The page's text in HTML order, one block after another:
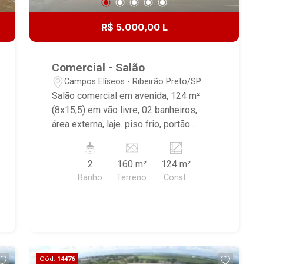
R$ 5.000,00 L
Comercial - Salão
Campos Elíseos - Ribeirão Preto/SP
Salão comercial em avenida, 124 m²
(8x15,5) em vão livre, 02 banheiros,
área externa, laje. piso frio, portão
03 metros de altura, pé direito do salão
com 3,5 metros.
2
Banho
160 m²
Terreno
124 m²
Const.
Cód. 14476